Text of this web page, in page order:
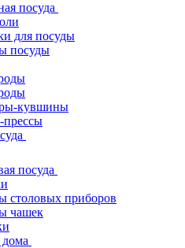
посуда
для посуды
посуды
кувшины
посуда
столовых приборов
чашек